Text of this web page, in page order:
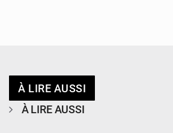
À LIRE AUSSI
À LIRE AUSSI